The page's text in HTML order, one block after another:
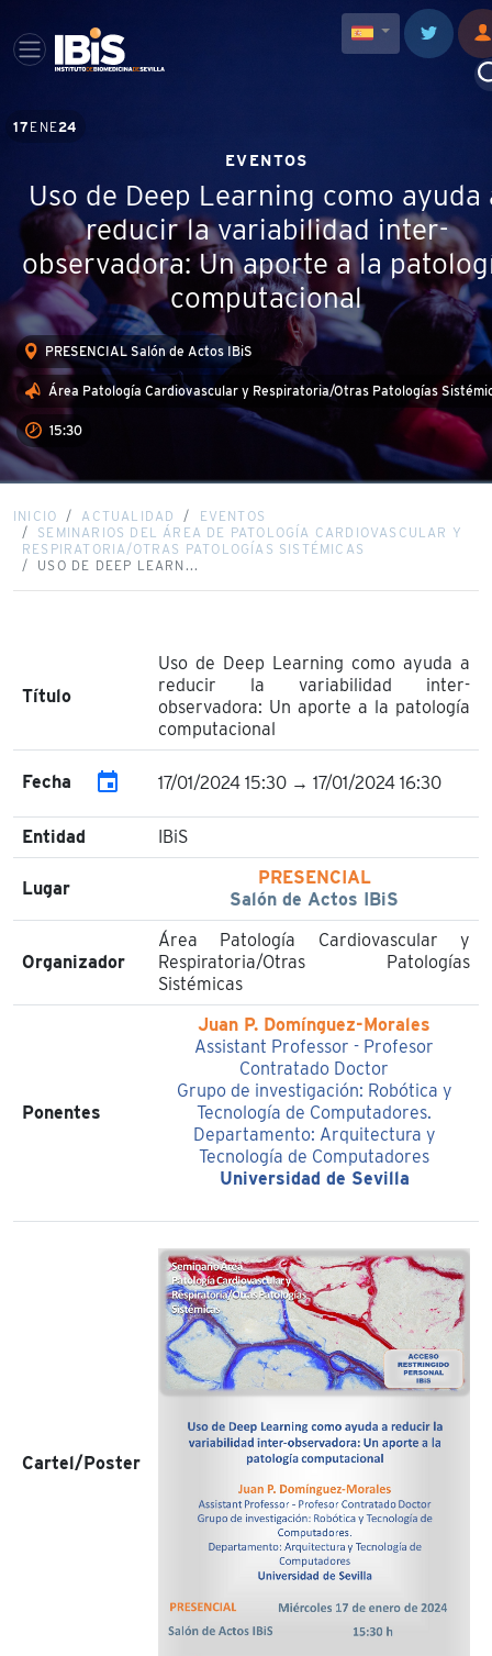
17 ENE24
EVENTOS
Uso de Deep Learning como ayuda
reducir la variabilidad inter-
observadora: Un aporte a la
computacional
PRESENCIAL Salón de Actos IBiS
Área Patología Cardiovascular y Respiratoria/Otras Patologías
15:30
INICIO ACTUALIDAD
EVENTOS
SEMINARIOS DEL ÁREA DE PATOLOGÍA CARDIOVASCULAR Y
RESPIRATORIA/OTRAS PATOLOGÍAS SISTÉMICAS
USO DE DEEP LEARN...
Título
Uso de Deep Learning como ayuda a
reducir la variabilidad inter-
observadora: Un aporte a la patología
computacional
Fecha event 17/01/2024 15:30 → 17/01/2024 16:30
Entidad IBiS
Lugar
PRESENCIAL
Salón de Actos IBiS
Organizador
Área Patología Cardiovascular y
Respiratoria/Otras Patologías
Sistémicas
Ponentes
Juan P. Domínguez-Morales
Assistant Professor - Profesor
Contratado Doctor
Grupo de investigación: Robótica y
Tecnología de Computadores.
Departamento: Arquitectura y
Tecnología de Computadores
Universidad de Sevilla
Cartel/Poster